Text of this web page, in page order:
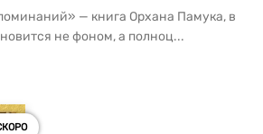
— книга Орхана Памука, в
не фоном, а полноц...